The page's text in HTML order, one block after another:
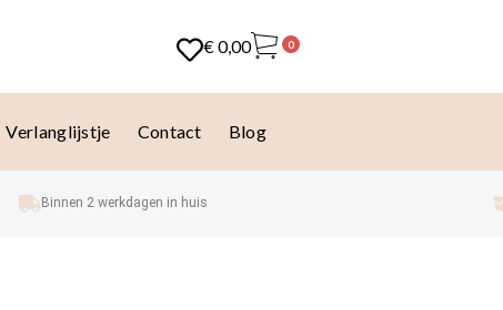
€0,00 0
Verlanglijstje Contact Blog
Binnen 2 werkdagen in huis